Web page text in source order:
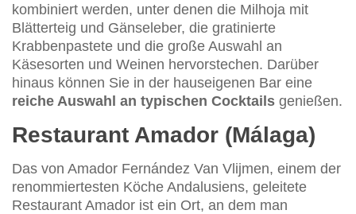
kombiniert werden, unter denen die Milhoja mit
Blätterteig und Gänseleber, die gratinierte
Krabbenpastete und die große Auswahl an
Käsesorten und Weinen hervorstechen. Darüber
hinaus können Sie in der hauseigenen Bar eine
reiche Auswahl an typischen Cocktails genießen.
Restaurant Amador (Málaga)
Das von Amador Fernández Van Vlijmen, einem der
renommiertesten Köche Andalusiens, geleitete
Restaurant Amador ist ein Ort, an dem man